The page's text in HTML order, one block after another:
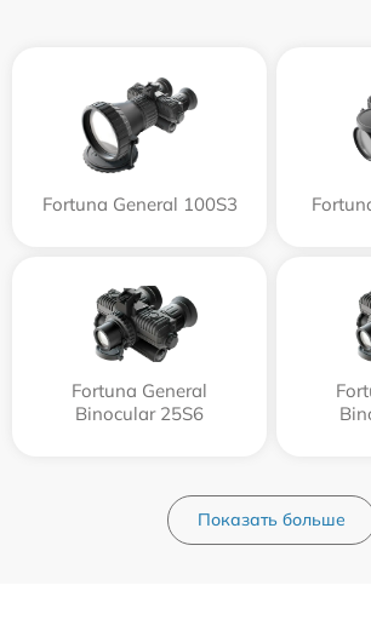
Fortuna General 100S3
Fortuna General
Binocular 25S6
Показать больше